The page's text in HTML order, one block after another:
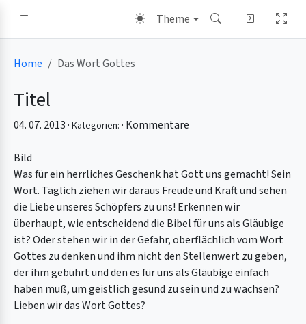
Theme
Home Das Wort Gottes
Titel
04. 07. 2013 · Kategorien: · Kommentare
Bild
Was für ein herrliches Geschenk hat Gott uns gemacht! Sein
Wort. Täglich ziehen wir daraus Freude und Kraft und sehen
die Liebe unseres Schöpfers zu uns! Erkennen wir
überhaupt, wie entscheidend die Bibel für uns als Gläubige
ist? Oder stehen wir in der Gefahr, oberflächlich vom Wort
Gottes zu denken und ihm nicht den Stellenwert zu geben,
der ihm gebührt und den es für uns als Gläubige einfach
haben muß, um geistlich gesund zu sein und zu wachsen?
Lieben wir das Wort Gottes?